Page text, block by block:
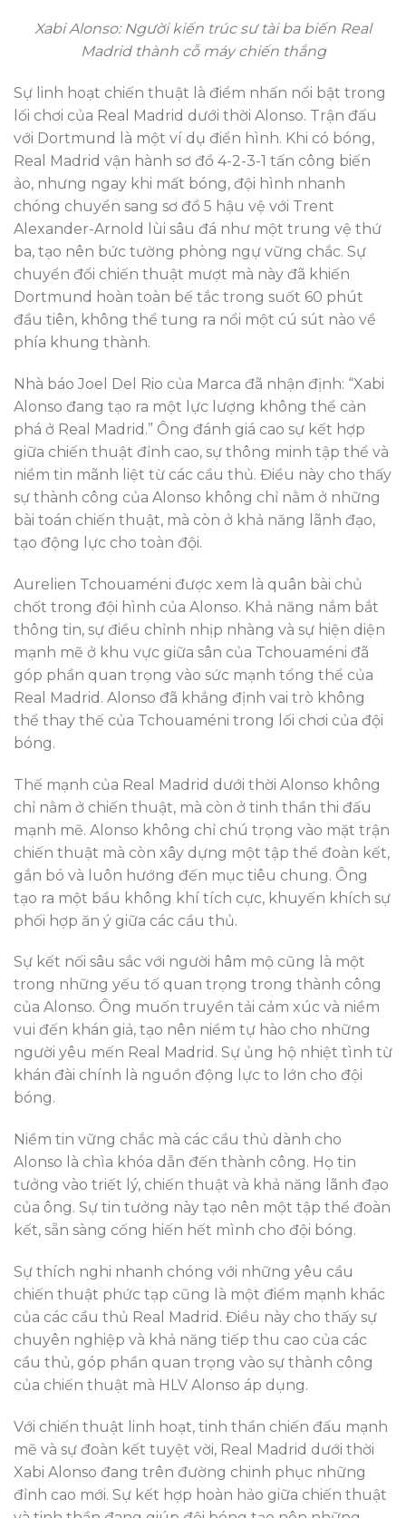
Xabi Alonso: Người kiến trúc sư tài ba biến Real
Madrid thành cỗ máy chiến thắng
Sự linh hoạt chiến thuật là điểm nhấn nổi bật trong
lối chơi của Real Madrid dưới thời Alonso. Trận đấu
với Dortmund là một ví dụ điển hình. Khi có bóng,
Real Madrid vận hành sơ đồ 4-2-3-1 tấn công biến
ảo, nhưng ngay khi mất bóng, đội hình nhanh
chóng chuyển sang sơ đồ 5 hậu vệ với Trent
Alexander-Arnold lùi sâu đá như một trung vệ thứ
ba, tạo nên bức tường phòng ngự vững chắc. Sự
chuyển đổi chiến thuật mượt mà này đã khiến
Dortmund hoàn toàn bế tắc trong suốt 60 phút
đầu tiên, không thể tung ra nổi một cú sút nào về
phía khung thành.
Nhà báo Joel Del Rio của Marca đã nhận định: “Xabi
Alonso đang tạo ra một lực lượng không thể cản
phá ở Real Madrid.” Ông đánh giá cao sự kết hợp
giữa chiến thuật đỉnh cao, sự thông minh tập thể và
niềm tin mãnh liệt từ các cầu thủ. Điều này cho thấy
sự thành công của Alonso không chỉ nằm ở những
bài toán chiến thuật, mà còn ở khả năng lãnh đạo,
tạo động lực cho toàn đội.
Aurelien Tchouaméni được xem là quân bài chủ
chốt trong đội hình của Alonso. Khả năng nắm bắt
thông tin, sự điều chỉnh nhịp nhàng và sự hiện diện
mạnh mẽ ở khu vực giữa sân của Tchouaméni đã
góp phần quan trọng vào sức mạnh tổng thể của
Real Madrid. Alonso đã khẳng định vai trò không
thể thay thế của Tchouaméni trong lối chơi của đội
bóng.
Thế mạnh của Real Madrid dưới thời Alonso không
chỉ nằm ở chiến thuật, mà còn ở tinh thần thi đấu
mạnh mẽ. Alonso không chỉ chú trọng vào mặt trận
chiến thuật mà còn xây dựng một tập thể đoàn kết,
gắn bó và luôn hướng đến mục tiêu chung. Ông
tạo ra một bầu không khí tích cực, khuyến khích sự
phối hợp ăn ý giữa các cầu thủ.
Sự kết nối sâu sắc với người hâm mộ cũng là một
trong những yếu tố quan trọng trong thành công
của Alonso. Ông muốn truyền tải cảm xúc và niềm
vui đến khán giả, tạo nên niềm tự hào cho những
người yêu mến Real Madrid. Sự ủng hộ nhiệt tình từ
khán đài chính là nguồn động lực to lớn cho đội
bóng.
Niềm tin vững chắc mà các cầu thủ dành cho
Alonso là chìa khóa dẫn đến thành công. Họ tin
tưởng vào triết lý, chiến thuật và khả năng lãnh đạo
của ông. Sự tin tưởng này tạo nên một tập thể đoàn
kết, sẵn sàng cống hiến hết mình cho đội bóng.
Sự thích nghi nhanh chóng với những yêu cầu
chiến thuật phức tạp cũng là một điểm mạnh khác
của các cầu thủ Real Madrid. Điều này cho thấy sự
chuyên nghiệp và khả năng tiếp thu cao của các
cầu thủ, góp phần quan trọng vào sự thành công
của chiến thuật mà HLV Alonso áp dụng.
Với chiến thuật linh hoạt, tinh thần chiến đấu mạnh
mẽ và sự đoàn kết tuyệt vời, Real Madrid dưới thời
Xabi Alonso đang trên đường chinh phục những
đỉnh cao mới. Sự kết hợp hoàn hảo giữa chiến thuật